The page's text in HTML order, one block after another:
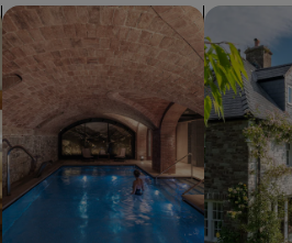
la
Buscar alojamientos con spa en las
Buscar